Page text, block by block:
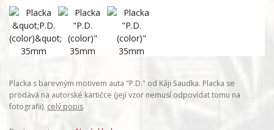
Placka s barevným motivem auta "P.D." od Káji Saudka. Placka se
prodává na autorské kartičce (její vzor nemusí odpovídat tomu na
fotografii). celý popis